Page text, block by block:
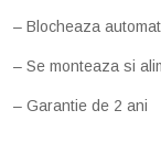
– Blocheaza
– Se monteaza si
– Garantie de 2 ani